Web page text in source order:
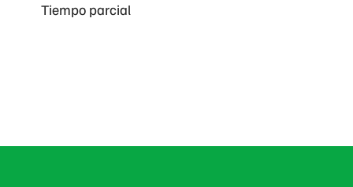
Tiempo parcial